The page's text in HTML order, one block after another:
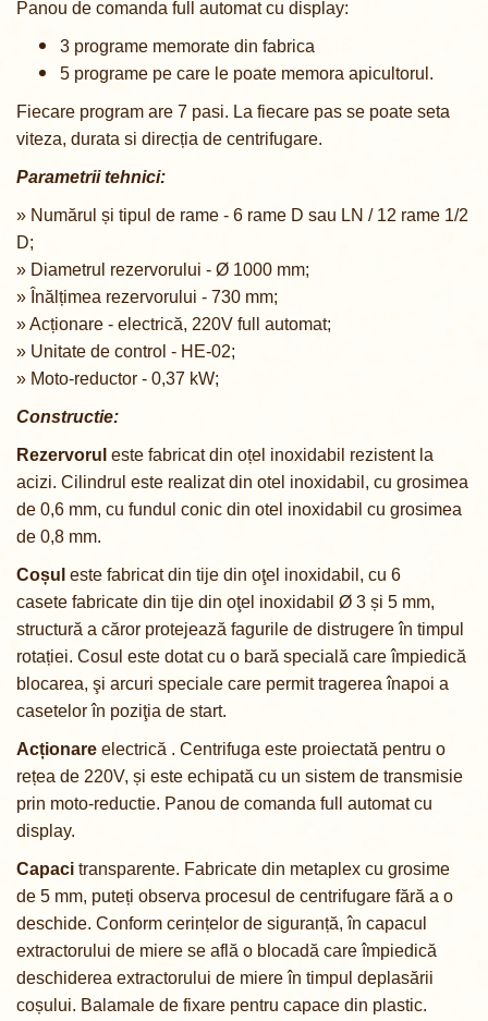
Panou de comanda full automat cu display:
3 programe memorate din fabrica
5 programe pe care le poate memora apicultorul.
Fiecare program are 7 pasi. La fiecare pas se poate seta
viteza, durata si direcția de centrifugare.
Parametrii tehnici:
» Numărul și tipul de rame - 6 rame D sau LN / 12 rame 1/2
D;
» Diametrul rezervorului - Ø 1000 mm;
» Înălțimea rezervorului - 730 mm;
» Acționare - electrică, 220V full automat;
» Unitate de control - HE-02;
» Moto-reductor - 0,37 kW;
Constructie:
Rezervorul este fabricat din oțel inoxidabil rezistent la
acizi. Cilindrul este realizat din otel inoxidabil, cu grosimea
de 0,6 mm, cu fundul conic din otel inoxidabil cu grosimea
de 0,8 mm.
Coșul este fabricat din tije din oţel inoxidabil, cu 6
casete fabricate din tije din oţel inoxidabil Ø 3 și 5 mm,
structură a căror protejează fagurile de distrugere în timpul
rotației. Cosul este dotat cu o bară specială care împiedică
blocarea, şi arcuri speciale care permit tragerea înapoi a
casetelor în poziţia de start.
Acționare electrică . Centrifuga este proiectată pentru o
rețea de 220V, și este echipată cu un sistem de transmisie
prin moto-reductie. Panou de comanda full automat cu
display.
Capaci transparente. Fabricate din metaplex cu grosime
de 5 mm, puteți observa procesul de centrifugare fără a o
deschide. Conform cerințelor de siguranță, în capacul
extractorului de miere se află o blocadă care împiedică
deschiderea extractorului de miere în timpul deplasării
coșului. Balamale de fixare pentru capace din plastic.